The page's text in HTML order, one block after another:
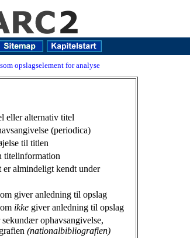
opslagselement for analyse
eller alternativ titel
(periodica)
til titlen
titelinformation
almindeligt kendt under
giver anledning til opslag
ikke giver anledning til opslag
ophavsangivelse,
(nationalbibliografien)